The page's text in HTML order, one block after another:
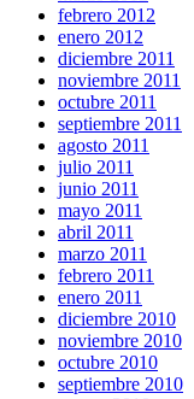
febrero 2012
enero 2012
diciembre 2011
noviembre 2011
octubre 2011
septiembre 2011
agosto 2011
julio 2011
junio 2011
mayo 2011
abril 2011
marzo 2011
febrero 2011
enero 2011
diciembre 2010
noviembre 2010
octubre 2010
septiembre 2010